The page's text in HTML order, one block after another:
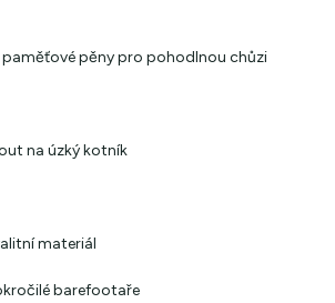
pěny pro pohodlnou chůzi
na úzký kotník
materiál
barefootaře